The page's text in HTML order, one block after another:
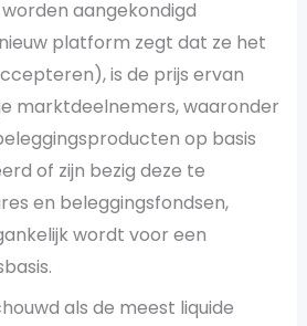
aangekondigd
platform zegt dat ze het
is de prijs ervan
marktdeelnemers, waaronder
op basis
of zijn bezig deze te
en beleggingsfondsen,
wordt voor een
als de meest liquide